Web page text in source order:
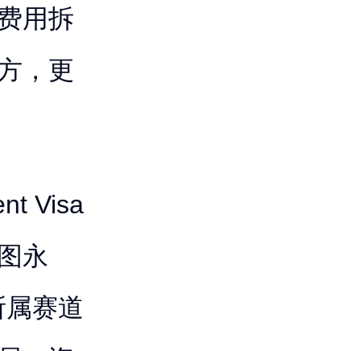
用拆
，更
Visa
永
赛道